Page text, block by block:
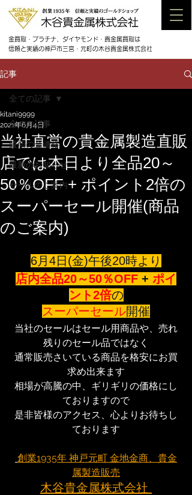
金買取・プラチナ、ダイヤモンド・貴金属買取は
信頼と実績の神戸市三宮・元町の木谷貴金属株式会社
記事
全ての記事
最新の金価格
最新のお知らせ
セールのご案内
全ての記事
当社直営の貴金属製造直販
店では本日より全品20～
50％OFF + ポイント2倍の
スーパーセール開催(商品
のご案内)
kitani9999
2021年6月4日
6月4日(金)午後20時より
店内全品20～50％OFF + ポイ
ント2倍の
スーパーセール開催
当社のセールはセール用商品や、売れ
残りのセール品ではなく
通常販売さいている商品を格安にお買
求め出来ます
相場が高騰の中、ギリギリの価格にし
ておりますので
是非皆様のアクセス、心よりお待ちし
ております
創業1935年 神戸元町 金地金商、貴金
属製造販売
木谷貴金属株式会社